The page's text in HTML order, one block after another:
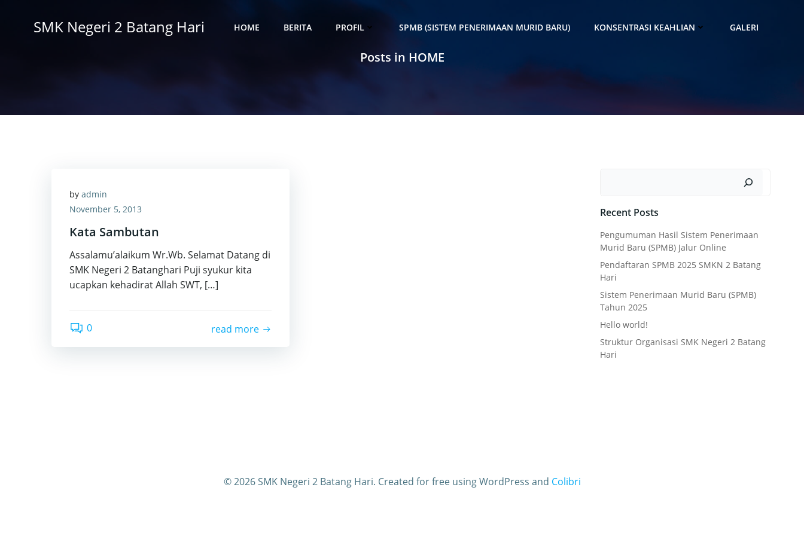
contentSMK Negeri 2 Batang Hari HOME BERITA PROFIL SPMB (SISTEM PENERIMAAN MURID BARU) KONSENTRASI KEAHLIAN GALERI
Posts in HOME
by admin
November 5, 2013
Kata Sambutan
Assalamu’alaikum Wr.Wb. Selamat Datang di
SMK Negeri 2 Batanghari Puji syukur kita
ucapkan kehadirat Allah SWT, […]
0 read more
Recent Posts
Pengumuman Hasil Sistem Penerimaan
Murid Baru (SPMB) Jalur Online
Pendaftaran SPMB 2025 SMKN 2 Batang
Hari
Sistem Penerimaan Murid Baru (SPMB)
Tahun 2025
Hello world!
Struktur Organisasi SMK Negeri 2 Batang
Hari
© 2026 SMK Negeri 2 Batang Hari. Created for free using WordPress and Colibri